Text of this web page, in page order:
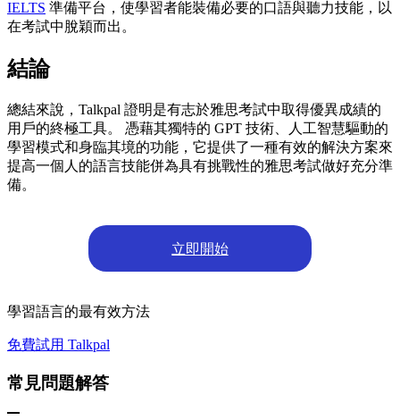
IELTS 準備平台，使學習者能裝備必要的口語與聽力技能，以
在考試中脫穎而出。
結論
總結來說，Talkpal 證明是有志於雅思考試中取得優異成績的
用戶的終極工具。 憑藉其獨特的 GPT 技術、人工智慧驅動的
學習模式和身臨其境的功能，它提供了一種有效的解決方案來
提高一個人的語言技能併為具有挑戰性的雅思考試做好充分準
備。
立即開始
學習語言的最有效方法
免費試用 Talkpal
常見問題解答